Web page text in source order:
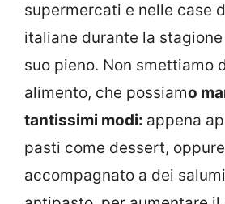
supermercati e nelle case
italiane durante la
suo pieno. Non smettiamo
alimento, che possiamo
tantissimi modi: appena
pasti come dessert,
accompagnato a dei